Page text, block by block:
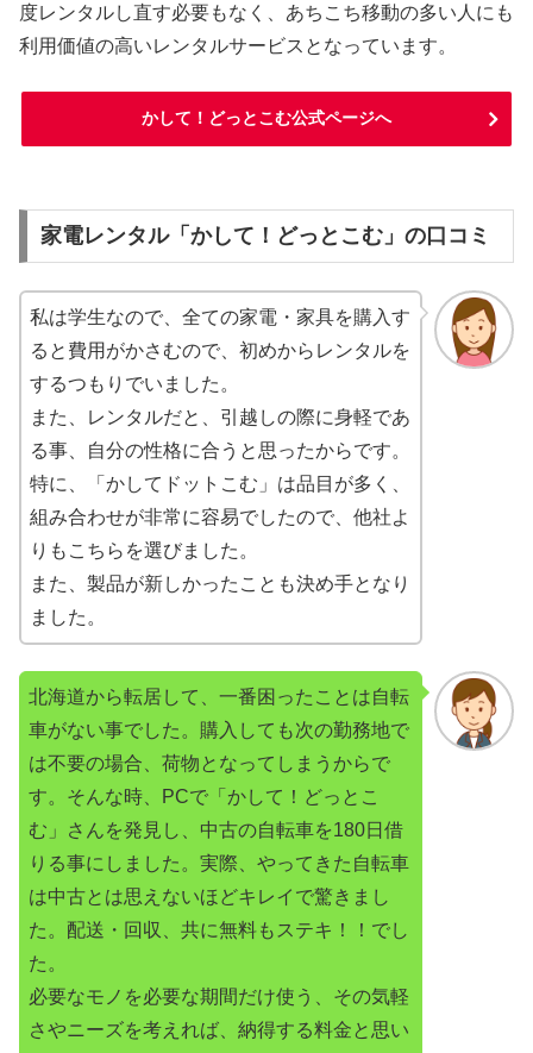
度レンタルし直す必要もなく、あちこち移動の多い人にも
利用価値の高いレンタルサービスとなっています。
かして！どっとこむ公式ページへ
家電レンタル「かして！どっとこむ」の口コミ
私は学生なので、全ての家電・家具を購入す
ると費用がかさむので、初めからレンタルを
するつもりでいました。
また、レンタルだと、引越しの際に身軽であ
る事、自分の性格に合うと思ったからです。
特に、「かしてドットこむ」は品目が多く、
組み合わせが非常に容易でしたので、他社よ
りもこちらを選びました。
また、製品が新しかったことも決め手となり
ました。
北海道から転居して、一番困ったことは自転
車がない事でした。購入しても次の勤務地で
は不要の場合、荷物となってしまうからで
す。そんな時、PCで「かして！どっとこ
む」さんを発見し、中古の自転車を180日借
りる事にしました。実際、やってきた自転車
は中古とは思えないほどキレイで驚きまし
た。配送・回収、共に無料もステキ！！でし
た。
必要なモノを必要な期間だけ使う、その気軽
さやニーズを考えれば、納得する料金と思い